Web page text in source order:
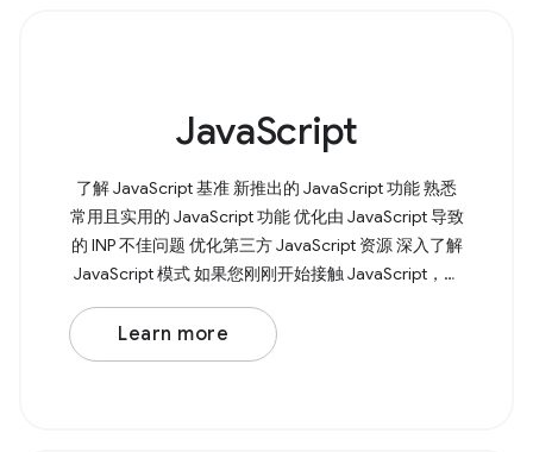
JavaScript
了解 JavaScript 基准 新推出的 JavaScript 功能 熟悉
常用且实用的 JavaScript 功能 优化由 JavaScript 导致
的 INP 不佳问题 优化第三方 JavaScript 资源 深入了解
JavaScript 模式 如果您刚刚开始接触 JavaScript，我
们会为您提供帮助。我们的 Learn JavaScript 课程将
从变量、函数和条件语句等基本知识入手，引导您全
面了解 JavaScript
Learn more